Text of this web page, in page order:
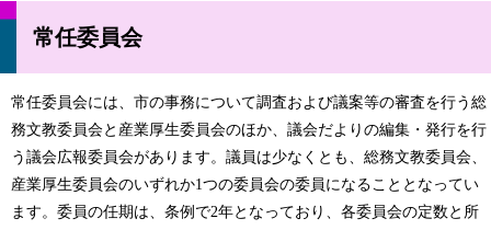
常任委員会
常任委員会には、市の事務について調査および議案等の審査を行う総
務文教委員会と産業厚生委員会のほか、議会だよりの編集・発行を行
う議会広報委員会があります。議員は少なくとも、総務文教委員会、
産業厚生委員会のいずれか1つの委員会の委員になることとなってい
ます。委員の任期は、条例で2年となっており、各委員会の定数と所